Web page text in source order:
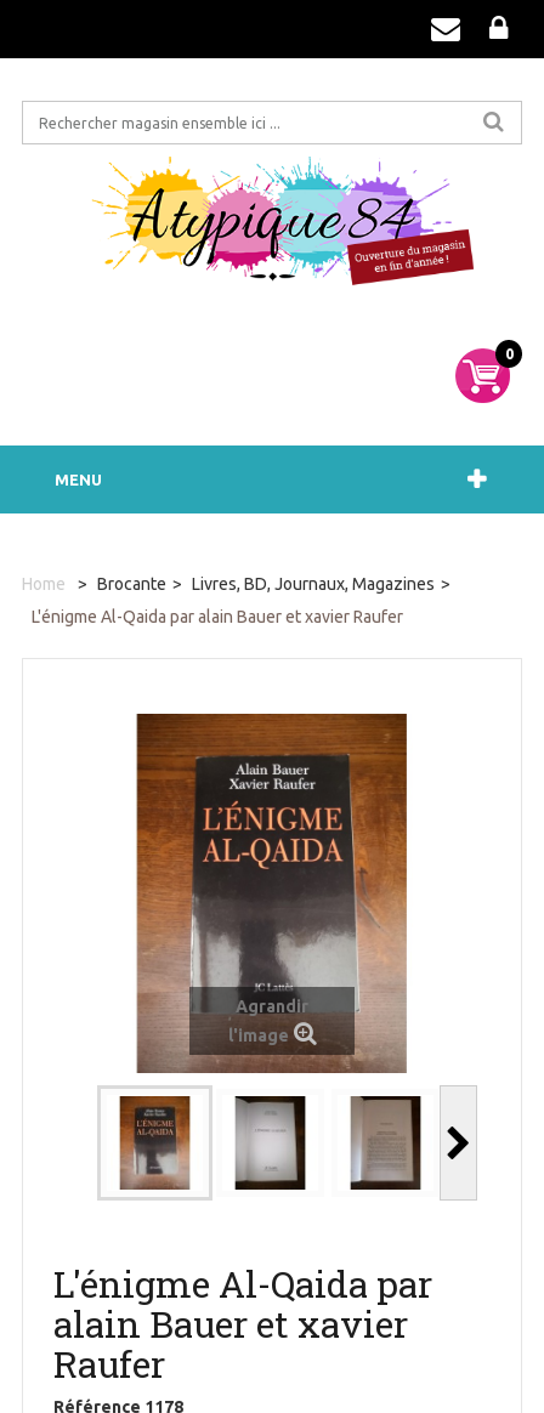
0
MENU
Home > Brocante > Livres, BD, Journaux, Magazines >
L'énigme Al-Qaida par alain Bauer et xavier Raufer
Agrandir
l'image
L'énigme Al-Qaida par
alain Bauer et xavier
Raufer
Référence 1178